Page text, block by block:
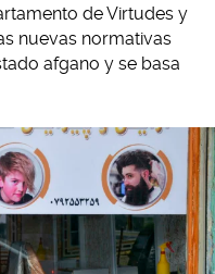
de Virtudes y
nuevas normativas
afgano y se basa